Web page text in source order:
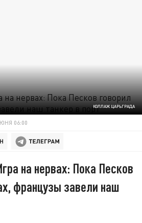
КОЛЛАЖ ЦАРЬГРАДА
06:00
на нервах: Пока Песков
французы завели наш